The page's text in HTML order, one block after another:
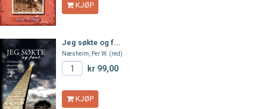
KJØP
Jeg søkte og f...
Næsheim, Per W. (red)
kr 99,00
KJØP